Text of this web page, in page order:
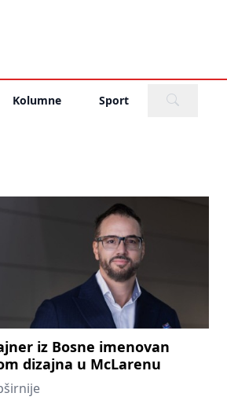
Kolumne Sport
iz Bosne imenovan
dizajna u McLarenu